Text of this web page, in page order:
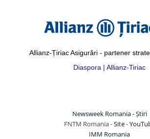
Allianz-Țiriac Asigurări - partener
Diaspora | Allianz-Tiriac
Newsweek Romania - Știri
FNTM Romania -Site-
IMM Romania